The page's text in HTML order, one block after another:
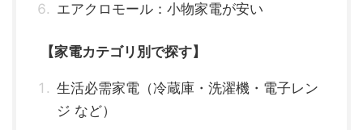
エアクロモール：小物家電が安い
【家電カテゴリ別で探す】
生活必需家電（冷蔵庫・洗濯機・電子レン
ジ など）